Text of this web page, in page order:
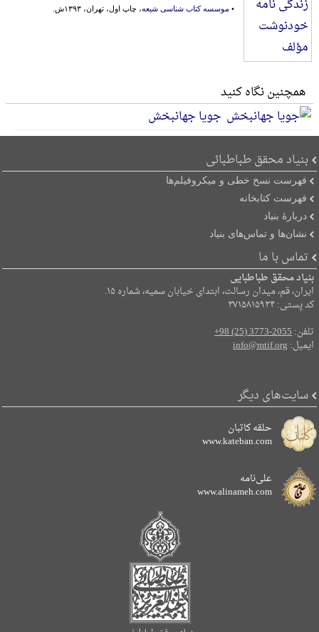
• موسسه کتاب شناسی شیعه، چاپ اول، تهران، ۱۳۹۳ش.
همچنین نگاه کنید
جویا جهانبخش
بنیاد محقق طباطبائی
فهرست نسخ خطی و میکروفیلم‌ها
فهرست کتابخانه
دربارۀ بنیاد
نشان‌ها و تماس‌های بنیاد
تماس با ما
بنیاد محقق طباطبایی
ایران، قم، میدان رسالت، ابتدای خیابان سمیه، شماره ۱۵.
کد پستی: ۳۷۱۵۸۱۵۹۳۴
تلفن:+98 (25) 3773-2055
ایمیل:info@mtif.org
سایت‌های دیگر
حلقه کاتبان
www.kateban.com
علی‌نامه
www.alinameh.com